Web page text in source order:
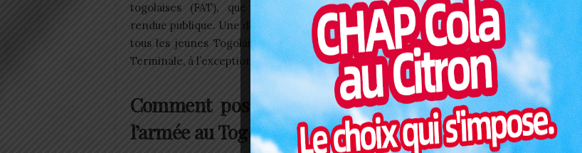
togolaises (FAT), que la nouvelle a été
rendue publique. Une démarche républicaine, inclusive, et surtout ouverte, qui s’adresse
tous les jeunes Togolais – garçons et filles – dont le niveauscolaire va du CEPD à
Terminale, à l’exception des titulaires du BAC 2.
Comment postuler au concours de recrutement
l’armée au Togo?